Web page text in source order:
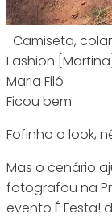
Camiseta,
Fashion
Maria Filó
Ficou bem
Fofinho o look,
Mas o cenário
fotografou na
evento É Festa!